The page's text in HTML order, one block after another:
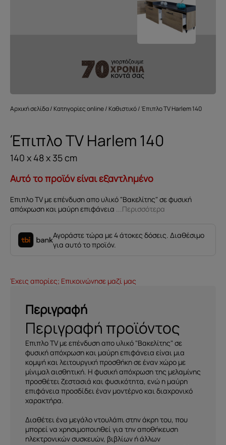
Αρχική σελίδα/ Κατηγορίες online/ Καθιστικό/ Έπιπλο TV Harlem 140
Έπιπλο TV Harlem 140
140 x 48 x 35 cm
Αυτό το προϊόν είναι εξαντλημένο
Επιπλο TV με επένδυση απο υλικό "Βακελίτης" σε φυσική
απόχρωση και μαύρη επιφάνεια ...Περισσότερα
Αγοράστε τώρα με 4 άτοκες δόσεις. Διαθέσιμο
για αυτό το προϊόν.
Έχεις απορίες; Επικοινώνησε μαζί μας
Περιγραφή
Περιγραφή προϊόντος
Επιπλο TV με επένδυση απο υλικό "Βακελίτης" σε
φυσική απόχρωση και μαύρη επιφάνεια είναι μια
κομψή και λειτουργική προσθήκη σε έναν χώρο με
μίνιμαλ αισθητική. Η φυσική απόχρωση της μελαμίνης
προσθέτει ζεστασιά και φυσικότητα, ενώ η μαύρη
επιφάνεια προσδίδει έναν μοντέρνο και διαχρονικό
χαρακτήρα.
Διαθέτει ένα μεγάλο ντουλάπι στην άκρη του, που
μπορεί να χρησιμοποιηθεί για την αποθήκευση
ηλεκτρονικών συσκευών, βιβλίων ή άλλων